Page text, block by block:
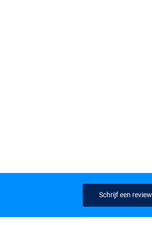
Schrijf een review